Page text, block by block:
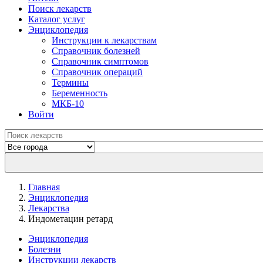
Поиск лекарств
Каталог услуг
Энциклопедия
Инструкции к лекарствам
Справочник болезней
Справочник симптомов
Справочник операций
Термины
Беременность
МКБ-10
Войти
Главная
Энциклопедия
Лекарства
Индометацин ретард
Энциклопедия
Болезни
Инструкции лекарств